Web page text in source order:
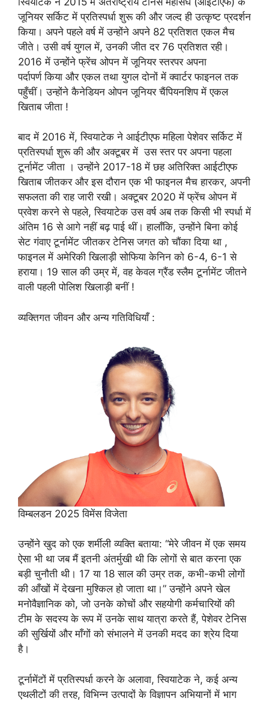
जूनियर सर्किट में प्रतिस्पर्धा शुरू की और जल्द ही उत्कृष्ट प्रदर्शन
किया। अपने पहले वर्ष में उन्होंने अपने 82 प्रतिशत एकल मैच
जीते। उसी वर्ष युगल में, उनकी जीत दर 76 प्रतिशत रही।
2016 में उन्होंने फ्रेंच ओपन में जूनियर स्तरपर अपना
पर्दापर्ण किया और एकल तथा युगल दोनों में क्वार्टर फाइनल तक
पहुँचीं। उन्होंने कैनेडियन ओपन जूनियर चैंपियनशिप में एकल
खिताब जीता !
बाद में 2016 में, स्वियाटेक ने आईटीएफ महिला पेशेवर सर्किट में
प्रतिस्पर्धा शुरू की और अक्टूबर में उस स्तर पर अपना पहला
टूर्नामेंट जीता । उन्होंने 2017-18 में छह अतिरिक्त आईटीएफ
खिताब जीतकर और इस दौरान एक भी फाइनल मैच हारकर, अपनी
सफलता की राह जारी रखी। अक्टूबर 2020 में फ्रेंच ओपन में
प्रवेश करने से पहले, स्वियाटेक उस वर्ष अब तक किसी भी स्पर्धा में
अंतिम 16 से आगे नहीं बढ़ पाई थीं। हालाँकि, उन्होंने बिना कोई
सेट गंवाए टूर्नामेंट जीतकर टेनिस जगत को चौंका दिया था ,
फाइनल में अमेरिकी खिलाड़ी सोफिया केनिन को 6-4, 6-1 से
हराया। 19 साल की उम्र में, वह केवल ग्रैंड स्लैम टूर्नामेंट जीतने
वाली पहली पोलिश खिलाड़ी बनीं !
व्यक्तिगत जीवन और अन्य गतिविधियाँ :
विम्बलडन 2025 विमेंस विजेता
उन्होंने खुद को एक शर्मीली व्यक्ति बताया: “मेरे जीवन में एक समय
ऐसा भी था जब मैं इतनी अंतर्मुखी थी कि लोगों से बात करना एक
बड़ी चुनौती थी। 17 या 18 साल की उम्र तक, कभी-कभी लोगों
की आँखों में देखना मुश्किल हो जाता था।” उन्होंने अपने खेल
मनोवैज्ञानिक को, जो उनके कोचों और सहयोगी कर्मचारियों की
टीम के सदस्य के रूप में उनके साथ यात्रा करते हैं, पेशेवर टेनिस
की सुर्खियों और माँगों को संभालने में उनकी मदद का श्रेय दिया
है।
टूर्नामेंटों में प्रतिस्पर्धा करने के अलावा, स्वियाटेक ने, कई अन्य
एथलीटों की तरह, विभिन्न उत्पादों के विज्ञापन अभियानों में भाग